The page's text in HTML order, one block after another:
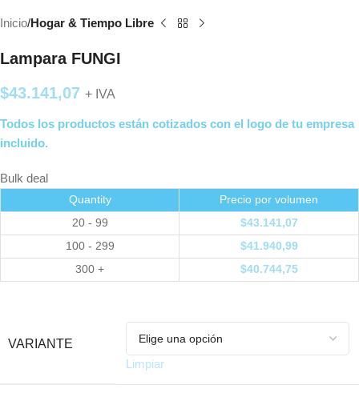
Inicio Hogar & Tiempo Libre
Lampara FUNGI
$43.141,07 + IVA
Todos los productos están cotizados con el logo de tu empresa
incluido.
Bulk deal
Quantity
Precio por volumen
20 - 99
$43.141,07
100 - 299
$41.940,99
300 +
$40.744,75
VARIANTE
Limpiar